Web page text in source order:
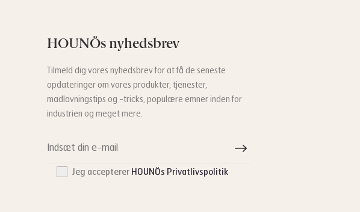
HOUNÖs nyhedsbrev
Tilmeld dig vores nyhedsbrev for at få de seneste
opdateringer om vores produkter, tjenester,
madlavningstips og -tricks, populære emner inden for
industrien og meget mere.
Jeg accepterer HOUNÖs Privatlivspolitik